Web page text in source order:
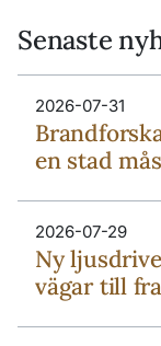
Senaste
2026-07-31
en stad
2026-07-29
Ny
vägar till